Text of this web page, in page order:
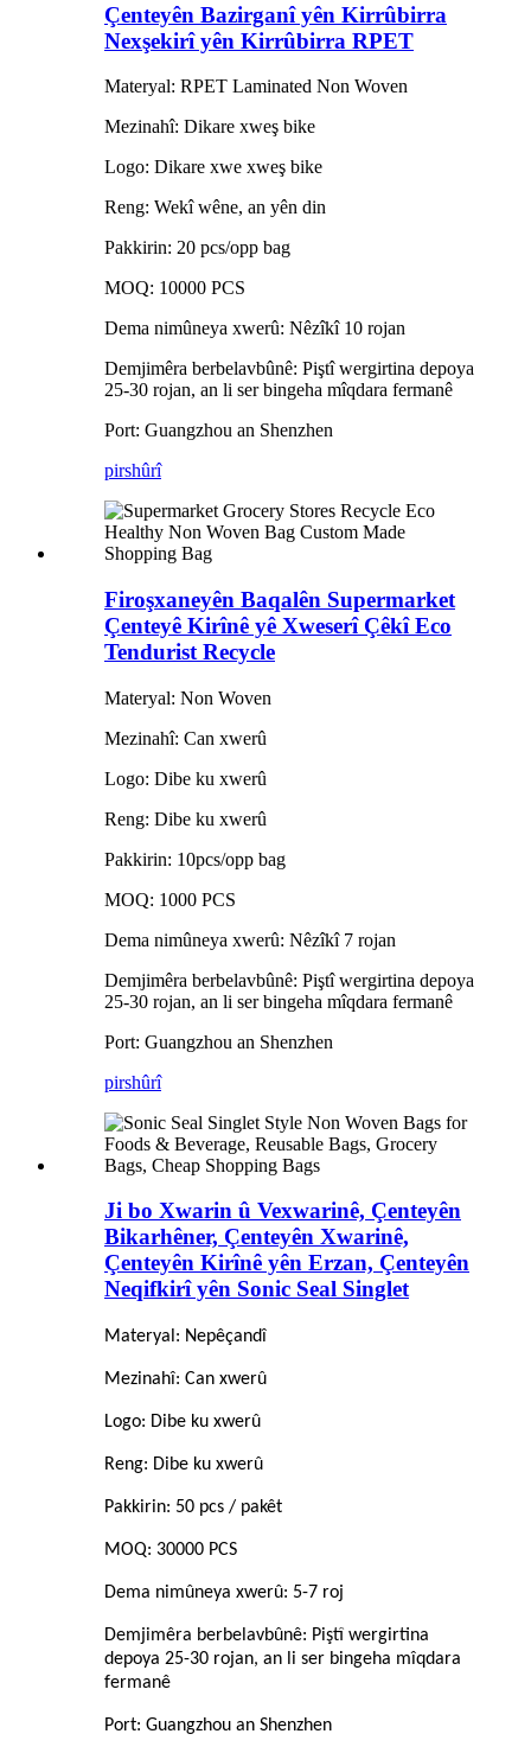
Çenteyên Bazirganî yên Kirrûbirra
Nexşekirî yên Kirrûbirra RPET
Materyal: RPET Laminated Non Woven
Mezinahî: Dikare xweş bike
Logo: Dikare xwe xweş bike
Reng: Wekî wêne, an yên din
Pakkirin: 20 pcs/opp bag
MOQ: 10000 PCS
Dema nimûneya xwerû: Nêzîkî 10 rojan
Demjimêra berbelavbûnê: Piştî wergirtina depoya
25-30 rojan, an li ser bingeha mîqdara fermanê
Port: Guangzhou an Shenzhen
pirshûrî
Firoşxaneyên Baqalên Supermarket
Çenteyê Kirînê yê Xweserî Çêkî Eco
Tendurist Recycle
Materyal: Non Woven
Mezinahî: Can xwerû
Logo: Dibe ku xwerû
Reng: Dibe ku xwerû
Pakkirin: 10pcs/opp bag
MOQ: 1000 PCS
Dema nimûneya xwerû: Nêzîkî 7 rojan
Demjimêra berbelavbûnê: Piştî wergirtina depoya
25-30 rojan, an li ser bingeha mîqdara fermanê
Port: Guangzhou an Shenzhen
pirshûrî
Ji bo Xwarin û Vexwarinê, Çenteyên
Bikarhêner, Çenteyên Xwarinê,
Çenteyên Kirînê yên Erzan, Çenteyên
Neqifkirî yên Sonic Seal Singlet
Materyal: Nepêçandî
Mezinahî: Can xwerû
Logo: Dibe ku xwerû
Reng: Dibe ku xwerû
Pakkirin: 50 pcs / pakêt
MOQ: 30000 PCS
Dema nimûneya xwerû: 5-7 roj
Demjimêra berbelavbûnê: Piştî wergirtina
depoya 25-30 rojan, an li ser bingeha mîqdara
fermanê
Port: Guangzhou an Shenzhen